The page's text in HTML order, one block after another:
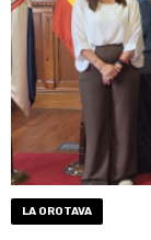
LA OROTAVA